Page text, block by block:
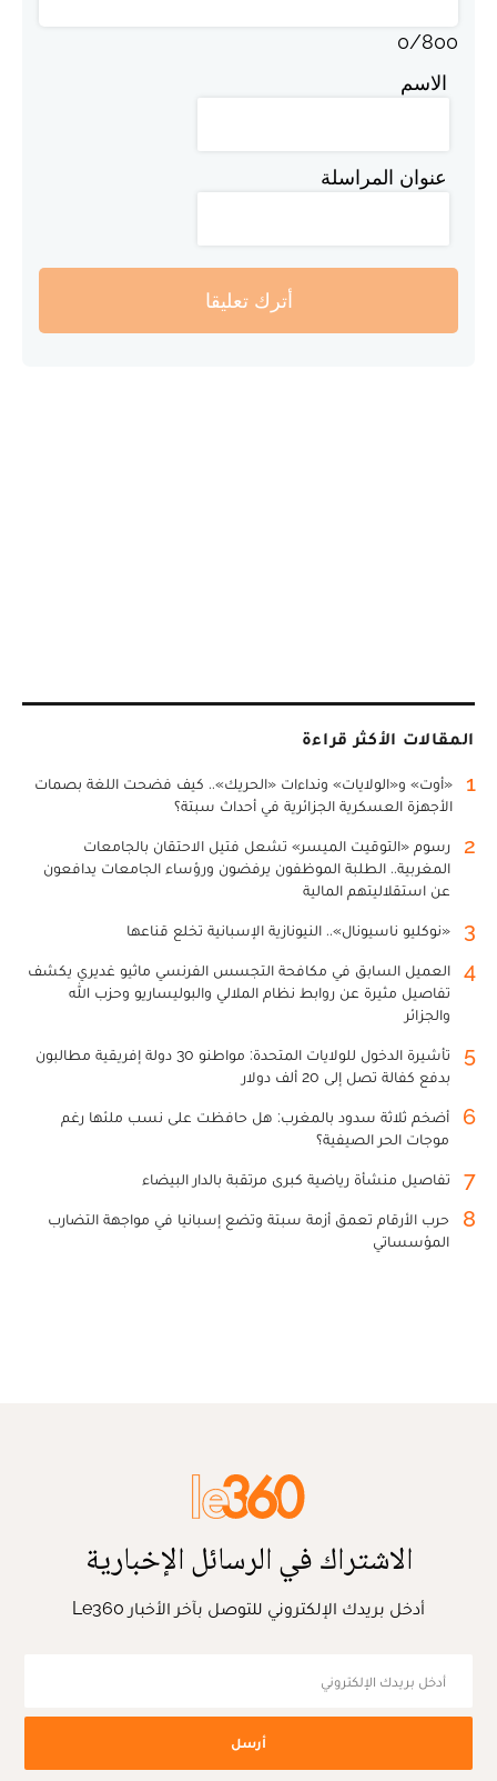
0/800
الاسم
عنوان المراسلة
أترك تعليقا
المقالات الأكثر قراءة
1
«أوت» و«الولايات» ونداءات «الحريك».. كيف فضحت اللغة بصمات
الأجهزة العسكرية الجزائرية في أحداث سبتة؟
2
رسوم «التوقيت الميسر» تشعل فتيل الاحتقان بالجامعات
المغربية.. الطلبة الموظفون يرفضون ورؤساء الجامعات يدافعون
عن استقلاليتهم المالية
3 «نوكليو ناسيونال».. النيونازية الإسبانية تخلع قناعها
4
العميل السابق في مكافحة التجسس الفرنسي ماثيو غديري يكشف
تفاصيل مثيرة عن روابط نظام الملالي والبوليساريو وحزب الله
والجزائر
5
تأشيرة الدخول للولايات المتحدة: مواطنو 30 دولة إفريقية مطالبون
بدفع كفالة تصل إلى 20 ألف دولار
6
أضخم ثلاثة سدود بالمغرب: هل حافظت على نسب ملئها رغم
موجات الحر الصيفية؟
7 تفاصيل منشأة رياضية كبرى مرتقبة بالدار البيضاء
8
حرب الأرقام تعمق أزمة سبتة وتضع إسبانيا في مواجهة التضارب
المؤسساتي
الاشتراك في الرسائل الإخبارية
أدخل بريدك الإلكتروني للتوصل بآخر الأخبار Le360
أرسل